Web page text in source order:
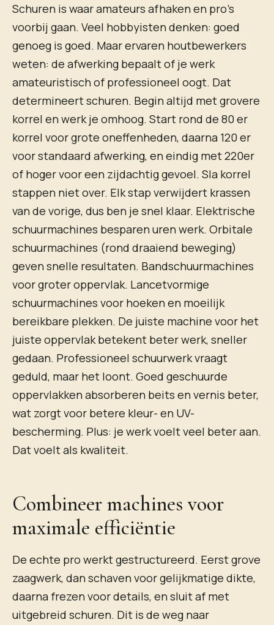
Schuren is waar amateurs afhaken en pro’s
voorbij gaan. Veel hobbyisten denken: goed
genoeg is goed. Maar ervaren houtbewerkers
weten: de afwerking bepaalt of je werk
amateuristisch of professioneel oogt. Dat
determineert schuren. Begin altijd met grovere
korrel en werk je omhoog. Start rond de 80 er
korrel voor grote oneffenheden, daarna 120 er
voor standaard afwerking, en eindig met 220er
of hoger voor een zijdachtig gevoel. Sla korrel
stappen niet over. Elk stap verwijdert krassen
van de vorige, dus ben je snel klaar. Elektrische
schuurmachines besparen uren werk. Orbitale
schuurmachines (rond draaiend beweging)
geven snelle resultaten. Bandschuurmachines
voor groter oppervlak. Lancetvormige
schuurmachines voor hoeken en moeilijk
bereikbare plekken. De juiste machine voor het
juiste oppervlak betekent beter werk, sneller
gedaan. Professioneel schuurwerk vraagt
geduld, maar het loont. Goed geschuurde
oppervlakken absorberen beits en vernis beter,
wat zorgt voor betere kleur- en UV-
bescherming. Plus: je werk voelt veel beter aan.
Dat voelt als kwaliteit.
Combineer machines voor
maximale efficiëntie
De echte pro werkt gestructureerd. Eerst grove
zaagwerk, dan schaven voor gelijkmatige dikte,
daarna frezen voor details, en sluit af met
uitgebreid schuren. Dit is de weg naar